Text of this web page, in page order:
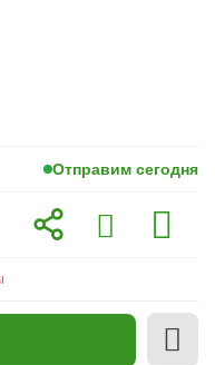
Отправим сегодня